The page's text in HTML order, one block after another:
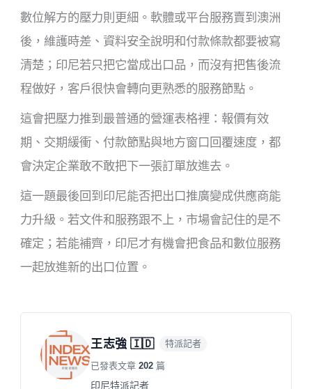
數位解方的壓力則更細。軟體或平台服務賣到澳洲
後，維護時差、資料安全說明和付款條款都要被寫
清楚；印尼若只把它當成出口品，而沒有把售後流
程做好，客戶很快會轉向更熟悉的服務節點。
這會把壓力推到最普通的營運表格裡：報價有效
期、交期緩衝、付款節點與地方窗口回覆速度，都
會決定企業敢不敢把下一張訂單放進去。
這一題最後回到印尼能否把出口推廣變成供應商能
力升級。若文件和服務跟不上，市場會記住的是不
確定；若能補齊，印尼才有機會把食品和數位服務
一起放進新的出口位置。
王志強 🇮🇩 特派記者
已發表文章202 篇
印尼特派記者